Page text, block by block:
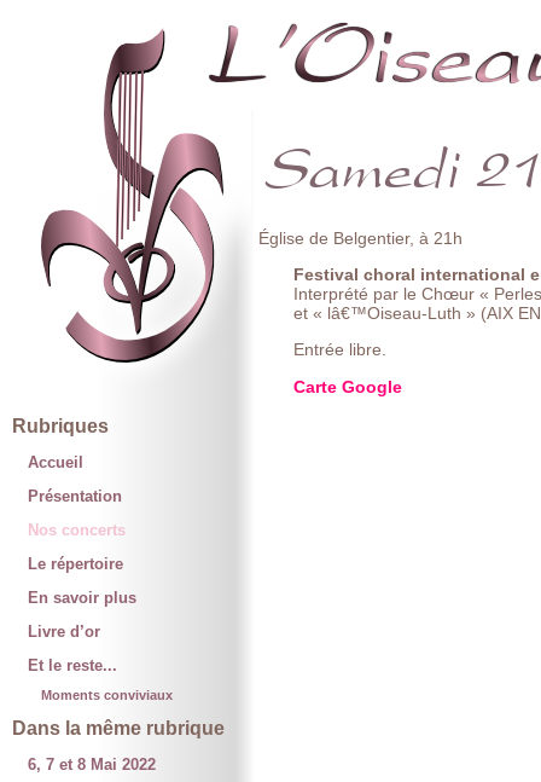
Rubriques
Accueil
Présentation
Nos concerts
Le répertoire
En savoir plus
Livre d’or
Et le reste...
Moments conviviaux
Dans la même rubrique
6, 7 et 8 Mai 2022
Église de Belgentier, à 21h
Festival choral international
Interprété par le Chœur «
et « lâ€™Oiseau-Luth » (AIX
Entrée libre.
Carte Google